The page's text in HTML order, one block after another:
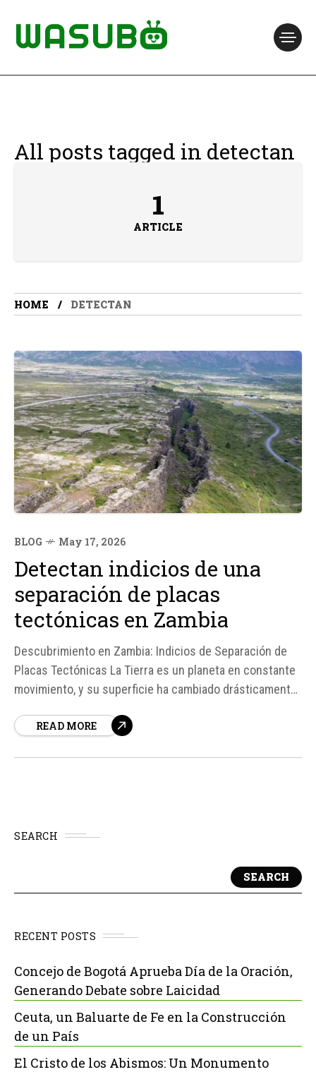
All posts tagged in detectan
1
ARTICLE
HOME DETECTAN
BLOG May 17, 2026
Detectan indicios de una
separación de placas
tectónicas en Zambia
Descubrimiento en Zambia: Indicios de Separación de
Placas Tectónicas La Tierra es un planeta en constante
movimiento, y su superficie ha cambiado drásticamente
ha encontrado señales que apuntan a que el continente
READ MORE
SEARCH
SEARCH
RECENT POSTS
Concejo de Bogotá Aprueba Día de la Oración,
Generando Debate sobre Laicidad
Ceuta, un Baluarte de Fe en la Construcción
de un País
El Cristo de los Abismos: Un Monumento